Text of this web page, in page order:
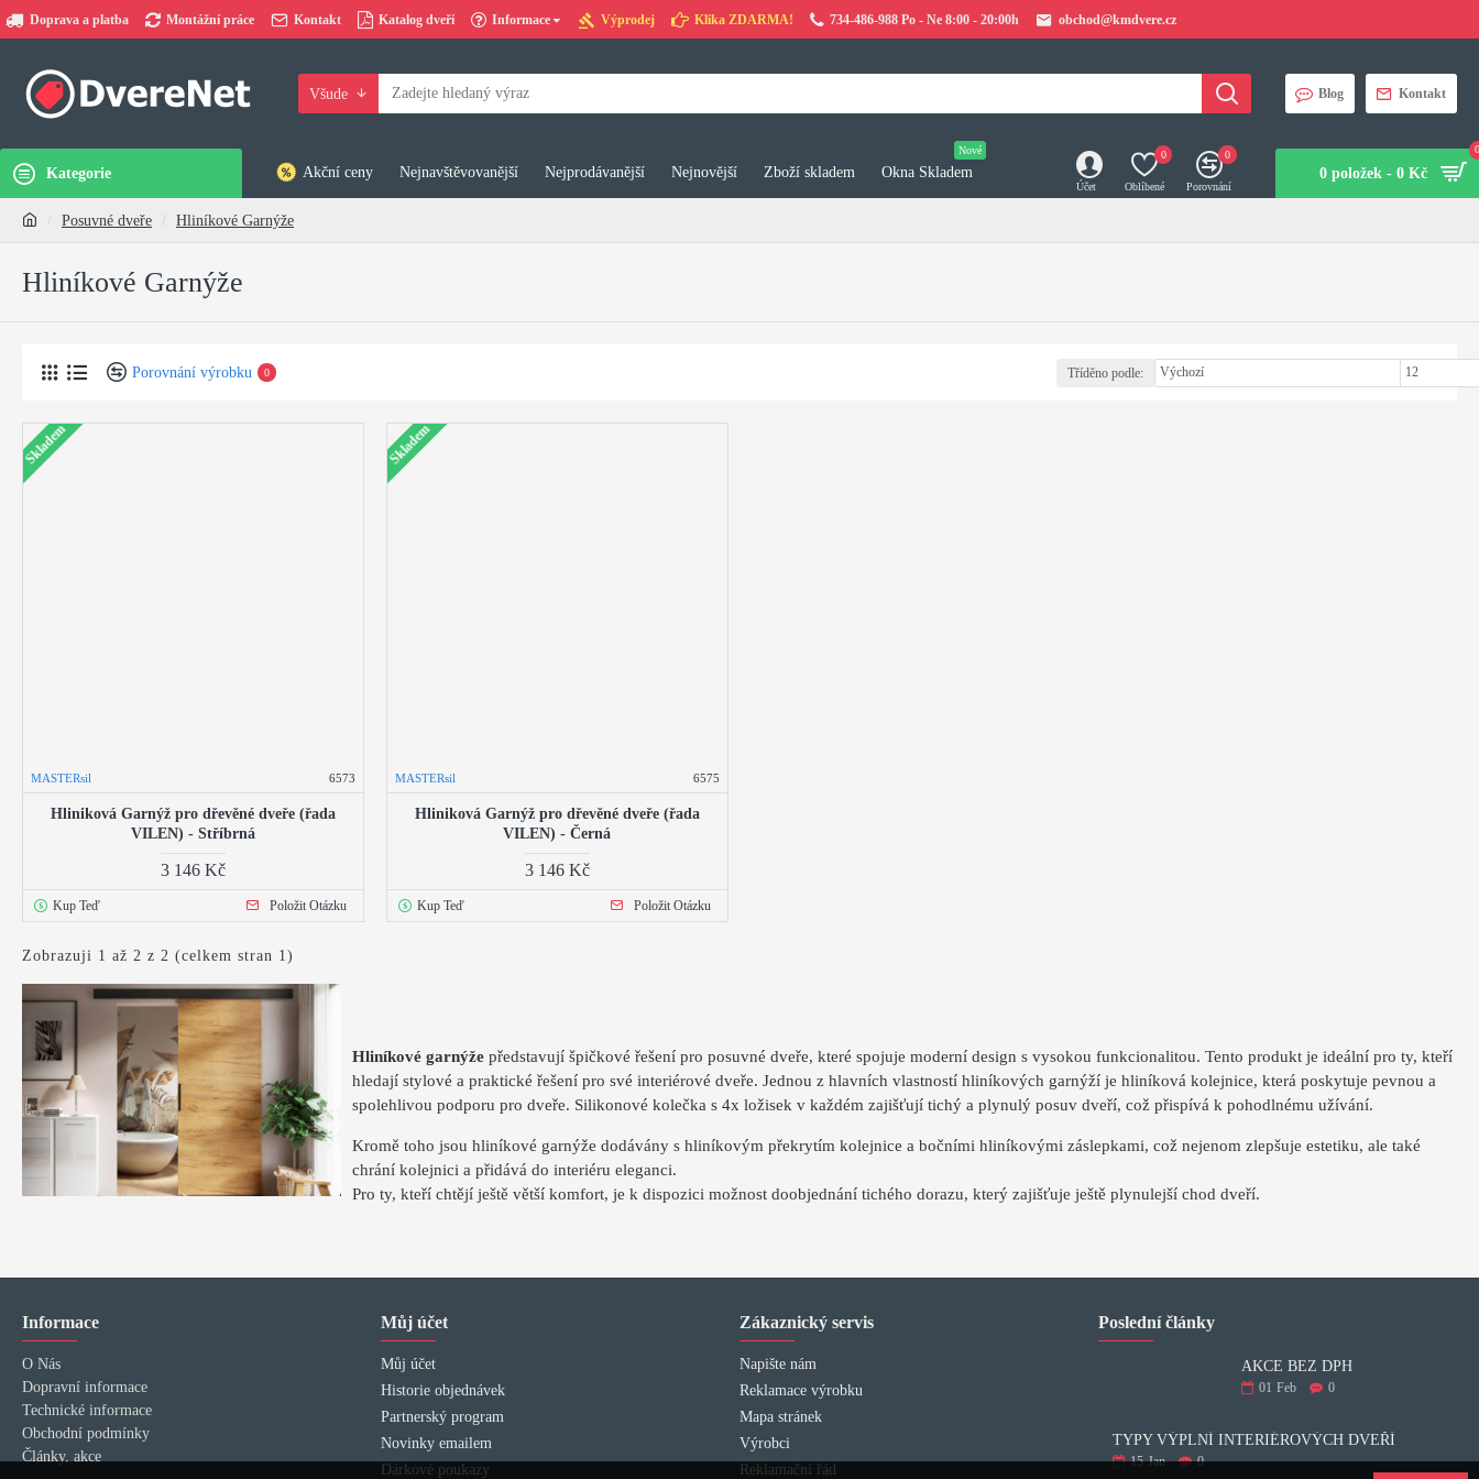
Doprava a platba Montážní práce Kontakt Katalog dveří Informace Výprodej Klika ZDARMA! 734-486-988 Po - Ne 8:00 - 20:00h obchod@kmdvere.cz
Všude Blog Kontakt
Kategorie Akční ceny Nejnavštěvovanější Nejprodávanější Nejnovější Zboží skladem Okna Skladem
Nové
Účet Oblíbené
0
Porovnání
0
0 položek - 0 Kč
Posuvné dveře Hliníkové Garnýže
Hliníkové Garnýže
Hliníkové garnýže představují špičkové řešení pro posuvné dveře, které spojuje moderní design s vysokou funkcionalitou. Tento produkt je ideální pro ty, kteří
hledají stylové a praktické řešení pro své interiérové dveře. Jednou z hlavních vlastností hliníkových garnýží je hliníková kolejnice, která poskytuje pevnou a
spolehlivou podporu pro dveře. Silikonové kolečka s 4x ložisek v každém zajišťují tichý a plynulý posuv dveří, což přispívá k pohodlnému užívání.
Kromě toho jsou hliníkové garnýže dodávány s hliníkovým překrytím kolejnice a bočními hliníkovými záslepkami, což nejenom zlepšuje estetiku, ale také
chrání kolejnici a přidává do interiéru eleganci.
Pro ty, kteří chtějí ještě větší komfort, je k dispozici možnost doobjednání tichého dorazu, který zajišťuje ještě plynulejší chod dveří.
Porovnání výrobku 0 Tříděno podle:
Skladem
MASTERsil 6573
Hliniková Garnýž pro dřevěné dveře (řada
VILEN) - Stříbrná
3 146 Kč
Kup Teď Položit Otázku
Skladem
MASTERsil 6575
Hliniková Garnýž pro dřevěné dveře (řada
VILEN) - Černá
3 146 Kč
Kup Teď Položit Otázku
Zobrazuji 1 až 2 z 2 (celkem stran 1)
Informace
O Nás
Dopravní informace
Technické informace
Obchodní podmínky
Články, akce
Můj účet
Můj účet
Historie objednávek
Partnerský program
Novinky emailem
Dárkové poukazy
Zákaznický servis
Napište nám
Reklamace výrobku
Mapa stránek
Výrobci
Reklamační řád
Poslední články
AKCE BEZ DPH
01 Feb 0
TYPY VÝPLNÍ INTERIÉROVÝCH DVEŘÍ
15 Jan 0